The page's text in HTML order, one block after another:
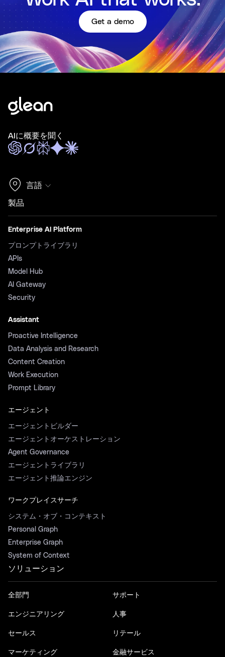
Get a demo
AIに概要を聞く
言語
製品
Enterprise AI Platform
プロンプトライブラリ
APIs
Model Hub
AI Gateway
Security
Assistant
Proactive Intelligence
Data Analysis and Research
Content Creation
Work Execution
Prompt Library
エージェント
エージェントビルダー
エージェントオーケストレーション
Agent Governance
エージェントライブラリ
エージェント推論エンジン
ワークプレイスサーチ
システム・オブ・コンテキスト
Personal Graph
Enterprise Graph
System of Context
ソリューション
全部門
エンジニアリング
セールス
マーケティング
サポート
人事
リテール
金融サービス